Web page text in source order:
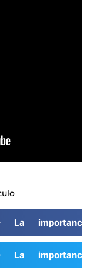
La
La